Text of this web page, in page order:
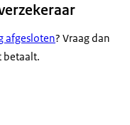
afgesloten? Vraag dan
betaalt.